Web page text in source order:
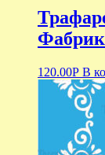
120.00Р В